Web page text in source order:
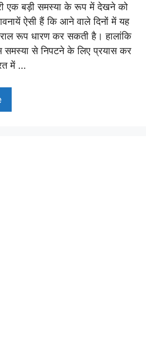
एक बड़ी समस्या के रूप में देखने को
ऐसी हैं कि आने वाले दिनों में यह
रूप धारण कर सकती है। हालांकि
समस्या से निपटने के लिए प्रयास कर
में …